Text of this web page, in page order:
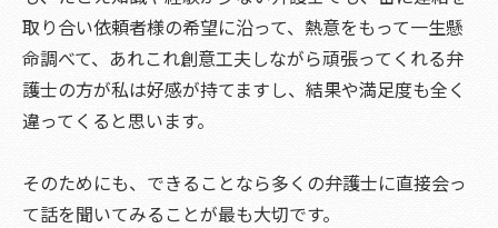
取り合い依頼者様の希望に沿って、熱意をもって一生懸
命調べて、あれこれ創意工夫しながら頑張ってくれる弁
護士の方が私は好感が持てますし、結果や満足度も全く
違ってくると思います。
そのためにも、できることなら多くの弁護士に直接会っ
て話を聞いてみることが最も大切です。